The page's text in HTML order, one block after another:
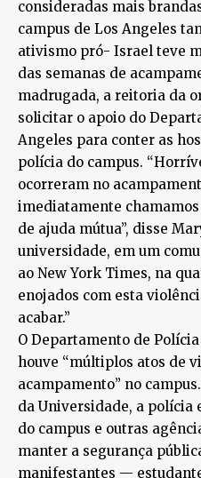
consideradas mais
campus de Los Angeles
ativismo pró- Israel teve
das semanas de
madrugada, a reitoria da
solicitar o apoio do
Angeles para conter as
polícia do campus.
ocorreram no
imediatamente
de ajuda mútua”, disse
universidade, em um
ao New York Times, na
enojados com esta
acabar.”
O Departamento de
houve “múltiplos atos de
acampamento” no
da Universidade, a polícia
do campus e outras
manter a segurança
manifestantes —